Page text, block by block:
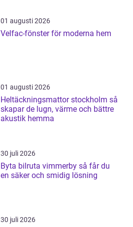
01 augusti 2026
Velfac-fönster för moderna hem
01 augusti 2026
Heltäckningsmattor stockholm så
skapar de lugn, värme och bättre
akustik hemma
30 juli 2026
Byta bilruta vimmerby så får du
en säker och smidig lösning
30 juli 2026